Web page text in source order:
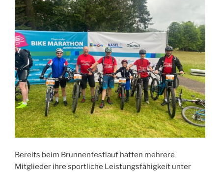
Bereits beim Brunnenfestlauf hatten mehrere
Mitglieder ihre sportliche Leistungsfähigkeit unter